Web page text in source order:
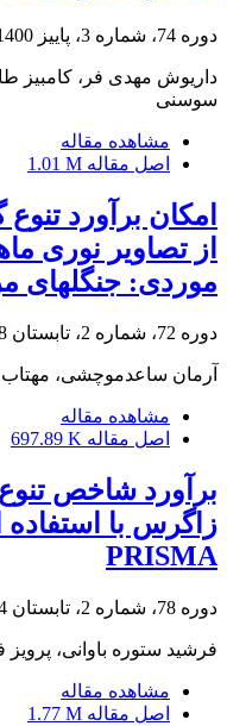
دوره 74، شماره 3، پاییز 1400، صفحه
داریوش مهدی فر، کامبیز
سوسنی
مشاهده مقاله
اصل مقاله 1.01 M
امکان برآورد
از تصاویر نوری
موردی: جنگلهای
دوره 72، شماره 2، تابستان 1398، صفحه
آرمان ساعدموچشی، مهتاب
مشاهده مقاله
اصل مقاله 697.89 K
برآورد شاخص‌
زاگرس با استفاده
PRISMA
دوره 78، شماره 2، تابستان 1404، صفحه
فرشید ستوره باوانی،
مشاهده مقاله
اصل مقاله 1.77 M